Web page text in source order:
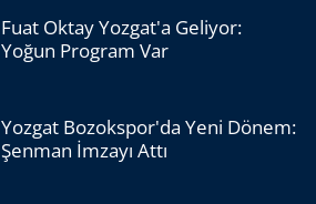
Fuat Oktay Yozgat'a Geliyor:
Yoğun Program Var
Yozgat Bozokspor'da Yeni Dönem:
Şenman İmzayı Attı